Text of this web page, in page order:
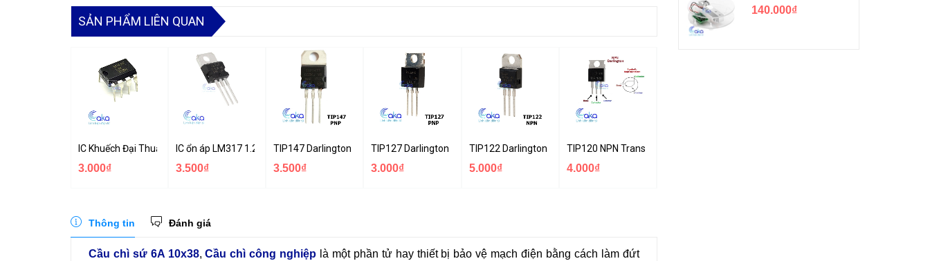
SẢN PHẨM LIÊN QUAN
IC Khuếch Đại Thuật Toán LM318
3.000₫
IC ổn áp LM317 1.2-37V TO-220
3.500₫
TIP147 Darlington PNP Transistor 10A 100V
3.500₫
TIP127 Darlington PNP Transistor 5A 100V
3.000₫
TIP122 Darlington NPN Transistor 5A 100V
5.000₫
TIP120 NPN Transistor 5A 60V
4.000₫
Thông tin Đánh giá
Cầu chì sứ 6A 10x38,Cầu chì công nghiệp là một phần tử hay thiết bị bảo vệ mạch điện bằng cách làm đứt
140.000₫